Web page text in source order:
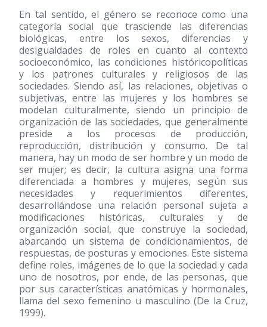
En tal sentido, el género se reconoce como una
categoría social que trasciende las diferencias
biológicas, entre los sexos, diferencias y
desigualdades de roles en cuanto al contexto
socioeconómico, las condiciones históricopolíticas
y los patrones culturales y religiosos de las
sociedades. Siendo así, las relaciones, objetivas o
subjetivas, entre las mujeres y los hombres se
modelan culturalmente, siendo un principio de
organización de las sociedades, que generalmente
preside a los procesos de producción,
reproducción, distribución y consumo. De tal
manera, hay un modo de ser hombre y un modo de
ser mujer; es decir, la cultura asigna una forma
diferenciada a hombres y mujeres, según sus
necesidades y requerimientos diferentes,
desarrollándose una relación personal sujeta a
modificaciones históricas, culturales y de
organización social, que construye la sociedad,
abarcando un sistema de condicionamientos, de
respuestas, de posturas y emociones. Este sistema
define roles, imágenes de lo que la sociedad y cada
uno de nosotros, por ende, de las personas, que
por sus características anatómicas y hormonales,
llama del sexo femenino u masculino (De la Cruz,
1999).